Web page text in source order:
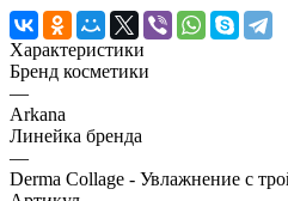
Характеристики
Бренд косметики
—
Arkana
Линейка бренда
—
Derma Collage - Увлажнение с